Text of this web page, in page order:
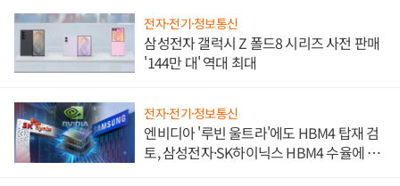
전자·전기·정보통신
삼성전자 갤럭시 Z 폴드8 시리즈 사전 판매
'144만 대' 역대 최대
전자·전기·정보통신
엔비디아 '루빈 울트라'에도 HBM4 탑재 검
토, 삼성전자·SK하이닉스 HBM4 수율에 주